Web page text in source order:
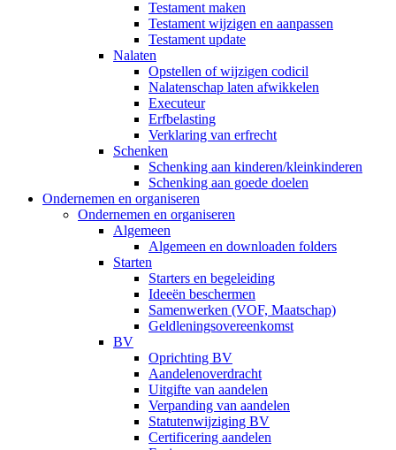
Testament maken
Testament wijzigen en aanpassen
Testament update
Nalaten
Opstellen of wijzigen codicil
Nalatenschap laten afwikkelen
Executeur
Erfbelasting
Verklaring van erfrecht
Schenken
Schenking aan kinderen/kleinkinderen
Schenking aan goede doelen
Ondernemen en organiseren
Ondernemen en organiseren
Algemeen
Algemeen en downloaden folders
Starten
Starters en begeleiding
Ideeën beschermen
Samenwerken (VOF, Maatschap)
Geldleningsovereenkomst
BV
Oprichting BV
Aandelenoverdracht
Uitgifte van aandelen
Verpanding van aandelen
Statutenwijziging BV
Certificering aandelen